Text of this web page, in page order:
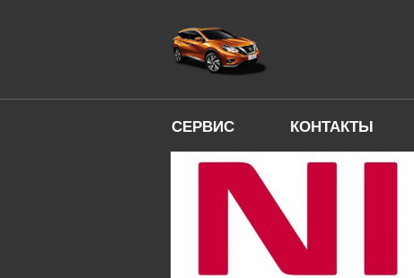
СЕРВИС КОНТАКТЫ